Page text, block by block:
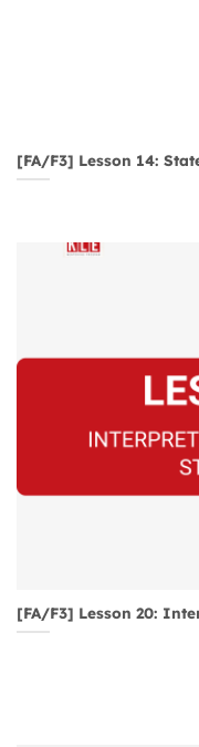
[FA/F3] Lesson 14:
[FA/F3] Lesson 20: